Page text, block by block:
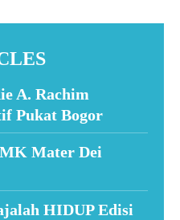
A. Rachim
Pukat Bogor
Mater Dei
HIDUP Edisi